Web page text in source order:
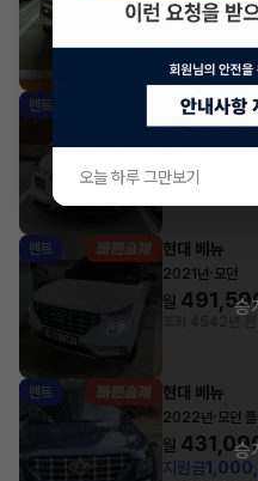
월
#저신용 #무심사
렌트
현대 베뉴
2021년·모던
조회 1,277
렌트 현대 베뉴
2021년· 모던
월 승
렌트 현대 베뉴
2022년· 모던
월
지원금
승
오늘 하루 그만보기